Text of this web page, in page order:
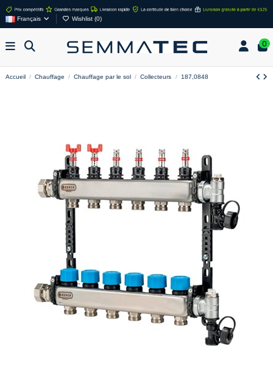
Français Wishlist (0)
0
Accueil Chauffage Chauffage par le sol Collecteurs 187,0848